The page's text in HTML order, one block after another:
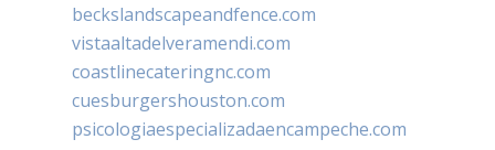
beckslandscapeandfence.com
vistaaltadelveramendi.com
coastlinecateringnc.com
cuesburgershouston.com
psicologiaespecializadaencampeche.com